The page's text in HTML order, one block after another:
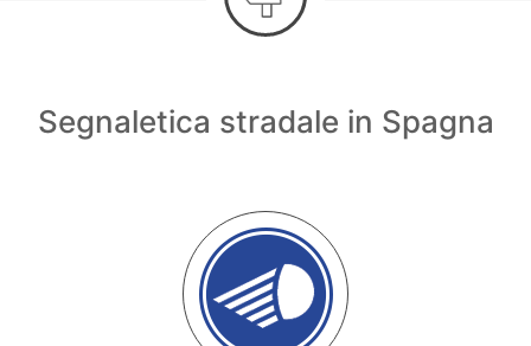
Segnaletica stradale in Spagna